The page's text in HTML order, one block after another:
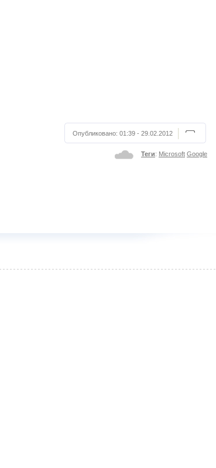
Опубликовано: 01:39 - 29.02.2012
Теги: Microsoft Google